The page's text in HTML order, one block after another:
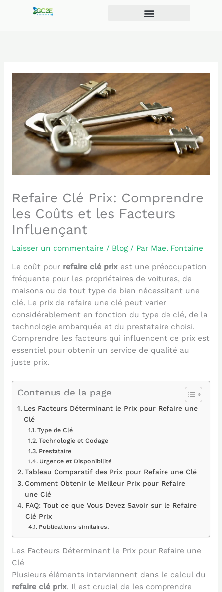
Refaire Clé Prix: Comprendre
les Coûts et les Facteurs
Influençant
Laisser un commentaire / Blog/ Par Mael Fontaine
Le coût pour refaire clé prixest une préoccupation
fréquente pour les propriétaires de voitures, de
maisons ou de tout type de bien nécessitant une
clé. Le prix de refaire une clé peut varier
considérablement en fonction du type de clé, de la
technologie embarquée et du prestataire choisi.
Comprendre les facteurs qui influencent ce prix est
essentiel pour obtenir un service de qualité au
juste prix.
Contenus de la page
Les Facteurs Déterminant le Prix pour Refaire une
Clé
Type de Clé
Technologie et Codage
Prestataire
Urgence et Disponibilité
Tableau Comparatif des Prix pour Refaire une Clé
Comment Obtenir le Meilleur Prix pour Refaire
une Clé
FAQ: Tout ce que Vous Devez Savoir sur le Refaire
Clé Prix
Publications similaires:
Les Facteurs Déterminant le Prix pour Refaire une
Clé
Plusieurs éléments interviennent dans le calcul du
refaire clé prix. Il est crucial de les comprendre